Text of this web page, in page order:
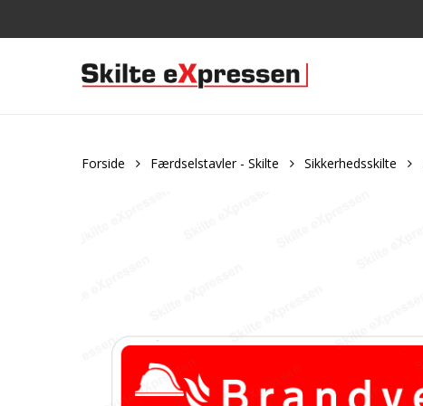
to
Forside Færdselstavler - Skilte Sikkerhedsskilte